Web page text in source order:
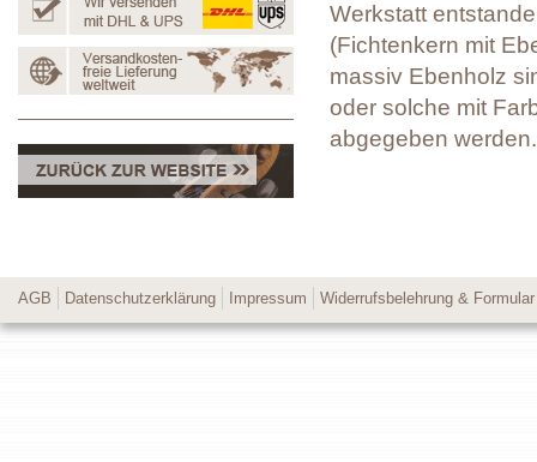
Werkstatt
(Fichtenkern mit
massiv Ebenholz
oder solche mit
abgegeben werden.
AGB Datenschutzerklärung Impressum Widerrufsbelehrung & Formular